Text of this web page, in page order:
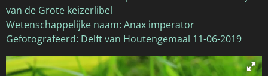
van de Grote keizerlibel
Wetenschappelijke naam: Anax imperator
Gefotografeerd: Delft van Houtengemaal 11-06-2019